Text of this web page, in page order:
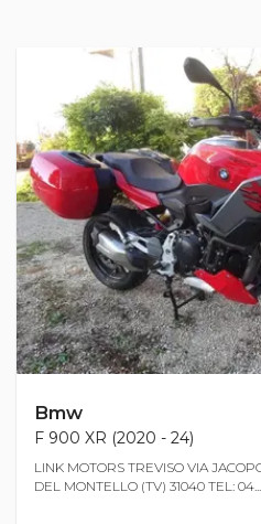
Bmw
F 900 XR (2020 - 24)
LINK MOTORS TREVISO VIA
DEL MONTELLO (TV) 31040 TEL: 04...